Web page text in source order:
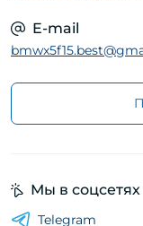
E-mail
Мы в соцсетях
Telegram